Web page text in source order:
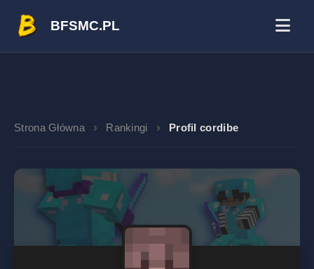
BFSMC.PL
Strona Główna Rankingi Profil cordibe